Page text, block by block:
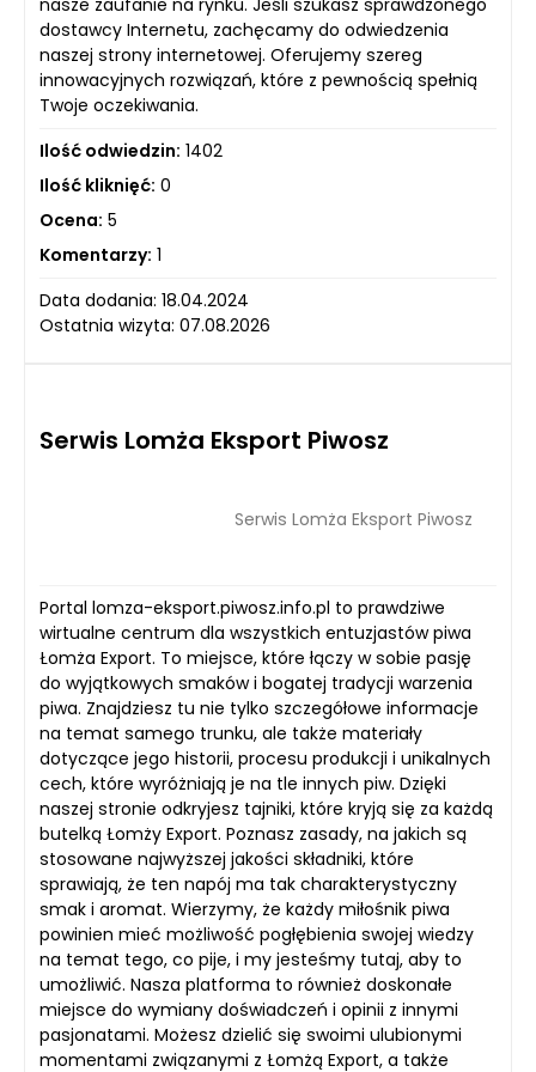
nasze zaufanie na rynku. Jeśli szukasz sprawdzonego
dostawcy Internetu, zachęcamy do odwiedzenia
naszej strony internetowej. Oferujemy szereg
innowacyjnych rozwiązań, które z pewnością spełnią
Twoje oczekiwania.
Ilość odwiedzin: 1402
Ilość kliknięć: 0
Ocena: 5
Komentarzy: 1
Data dodania: 18.04.2024
Ostatnia wizyta: 07.08.2026
Serwis Lomża Eksport Piwosz
Serwis Lomża Eksport Piwosz
Portal lomza-eksport.piwosz.info.pl to prawdziwe
wirtualne centrum dla wszystkich entuzjastów piwa
Łomża Export. To miejsce, które łączy w sobie pasję
do wyjątkowych smaków i bogatej tradycji warzenia
piwa. Znajdziesz tu nie tylko szczegółowe informacje
na temat samego trunku, ale także materiały
dotyczące jego historii, procesu produkcji i unikalnych
cech, które wyróżniają je na tle innych piw. Dzięki
naszej stronie odkryjesz tajniki, które kryją się za każdą
butelką Łomży Export. Poznasz zasady, na jakich są
stosowane najwyższej jakości składniki, które
sprawiają, że ten napój ma tak charakterystyczny
smak i aromat. Wierzymy, że każdy miłośnik piwa
powinien mieć możliwość pogłębienia swojej wiedzy
na temat tego, co pije, i my jesteśmy tutaj, aby to
umożliwić. Nasza platforma to również doskonałe
miejsce do wymiany doświadczeń i opinii z innymi
pasjonatami. Możesz dzielić się swoimi ulubionymi
momentami związanymi z Łomżą Export, a także